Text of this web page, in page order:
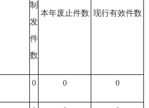
制
发
件
数
本年废止件数 现行有效件数
0 0 0